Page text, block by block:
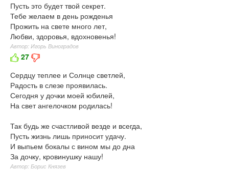
Пусть это будет твой секрет.
Тебе желаем в день рожденья
Прожить на свете много лет,
Любви, здоровья, вдохновенья!
Автор: Игорь Виноградов
27
Сердцу теплее и Солнце светлей,
Радость в слезе проявилась.
Сегодня у дочки моей юбилей,
На свет ангелочком родилась!
Так будь же счастливой везде и всегда,
Пусть жизнь лишь приносит удачу.
И выпьем бокалы с вином мы до дна
За дочку, кровинушку нашу!
Автор: Борис Князев